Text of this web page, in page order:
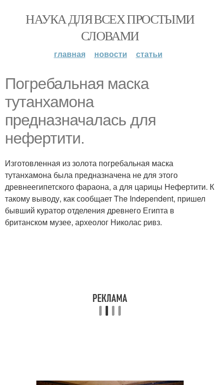
НАУКА ДЛЯ ВСЕХ ПРОСТЫМИ
СЛОВАМИ
главная новости статьи
Погребальная маска
тутанхамона
предназначалась для
нефертити.
Изготовленная из золота погребальная маска
тутанхамона была предназначена не для этого
древнеегипетского фараона, а для царицы Нефертити. К
такому выводу, как сообщает The Independent, пришел
бывший куратор отделения древнего Египта в
британском музее, археолог Николас ривз.